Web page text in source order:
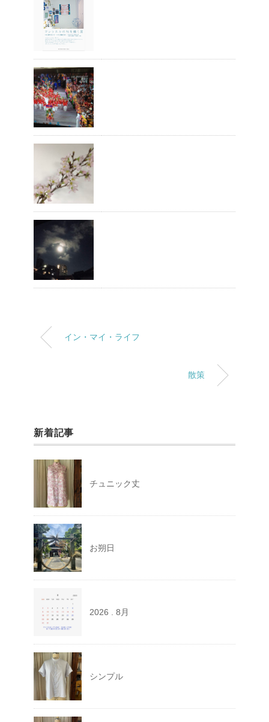
イン・マイ・ライフ
散策
新着記事
チュニック丈
お朔日
2026 . 8月
シンプル